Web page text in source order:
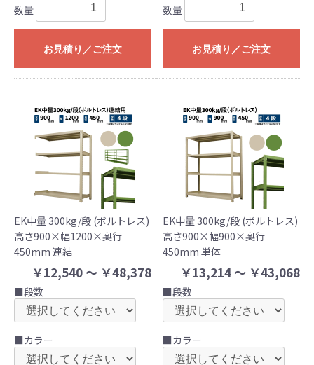
数量
お見積り／ご注文
数量
お見積り／ご注文
EK中量 300kg/段 (ボルトレス)
高さ900×幅1200×奥行
450mm 連結
￥12,540 ～ ￥48,378
■段数
■カラー
EK中量 300kg/段 (ボルトレス)
高さ900×幅900×奥行
450mm 単体
￥13,214 ～ ￥43,068
■段数
■カラー